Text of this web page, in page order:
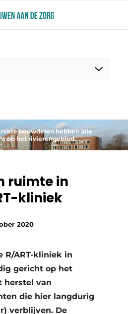
| Vakblad over bouw en
bouwdelen hebben alle
op het rivierengebied.
ruimte in
kliniek
2020
R/ART-kliniek in
gericht op het
herstel van
die hier langdurig
verblijven. De